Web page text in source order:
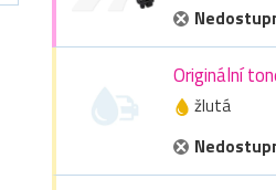
Originální
žlutá